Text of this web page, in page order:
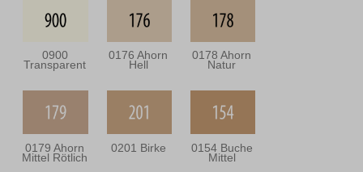
0900
Transparent
0176 Ahorn
Hell
0178 Ahorn
Natur
0179 Ahorn
Mittel Rötlich
0201 Birke 0154 Buche
Mittel